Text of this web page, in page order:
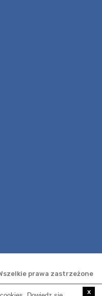
prawa zastrzeżone
x